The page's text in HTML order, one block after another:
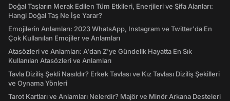
Doğal Taşların Merak Edilen Tüm Etkileri, Enerjileri ve Şifa Alanları:
Hangi Doğal Taş Ne İşe Yarar?
Emojilerin Anlamları: 2023 WhatsApp, Instagram ve Twitter'da En
Çok Kullanılan Emojiler ve Anlamları
Atasözleri ve Anlamları: A'dan Z'ye Gündelik Hayatta En Sık
Kullanılan Atasözleri ve Anlamları
Tavla Diziliş Şekli Nasıldır? Erkek Tavlası ve Kız Tavlası Diziliş Şekilleri
ve Oynama Yönleri
Tarot Kartları ve Anlamları Nelerdir? Majör ve Minör Arkana Desteleri